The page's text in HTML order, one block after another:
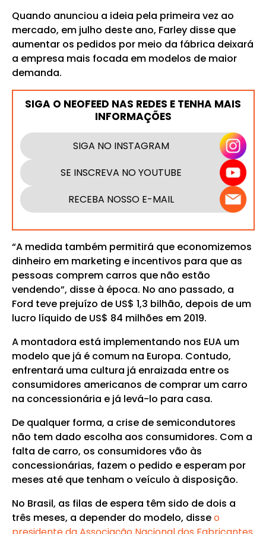
Quando anunciou a ideia pela primeira vez ao
mercado, em julho deste ano, Farley disse que
aumentar os pedidos por meio da fábrica deixará
a empresa mais focada em modelos de maior
demanda.
SIGA O NEOFEED NAS REDES E TENHA MAIS
INFORMAÇÕES
SIGA NO INSTAGRAM
SE INSCREVA NO YOUTUBE
RECEBA NOSSO E-MAIL
“A medida também permitirá que economizemos
dinheiro em marketing e incentivos para que as
pessoas comprem carros que não estão
vendendo”, disse à época. No ano passado, a
Ford teve prejuízo de US$ 1,3 bilhão, depois de um
lucro líquido de US$ 84 milhões em 2019.
A montadora está implementando nos EUA um
modelo que já é comum na Europa. Contudo,
enfrentará uma cultura já enraizada entre os
consumidores americanos de comprar um carro
na concessionária e já levá-lo para casa.
De qualquer forma, a crise de semicondutores
não tem dado escolha aos consumidores. Com a
falta de carro, os consumidores vão às
concessionárias, fazem o pedido e esperam por
meses até que tenham o veículo à disposição.
No Brasil, as filas de espera têm sido de dois a
três meses, a depender do modelo, disseo